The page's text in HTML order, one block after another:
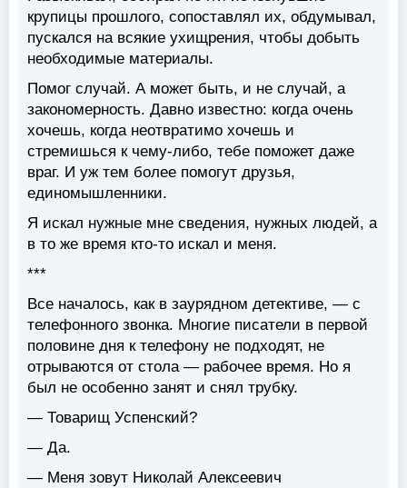
крупицы прошлого, сопоставлял их, обдумывал,
пускался на всякие ухищрения, чтобы добыть
необходимые материалы.
Помог случай. А может быть, и не случай, а
закономерность. Давно известно: когда очень
хочешь, когда неотвратимо хочешь и
стремишься к чему-либо, тебе поможет даже
враг. И уж тем более помогут друзья,
единомышленники.
Я искал нужные мне сведения, нужных людей, а
в то же время кто-то искал и меня.
***
Все началось, как в заурядном детективе, — с
телефонного звонка. Многие писатели в первой
половине дня к телефону не подходят, не
отрываются от стола — рабочее время. Но я
был не особенно занят и снял трубку.
— Товарищ Успенский?
— Да.
— Меня зовут Николай Алексеевич